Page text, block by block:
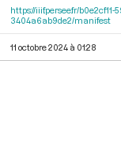
https://iiif.persee.fr/
3404a6ab9de2/manifest
11 octobre 2024 à 01:28